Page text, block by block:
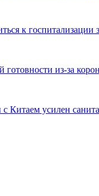
к
из-за
Китаем усилен